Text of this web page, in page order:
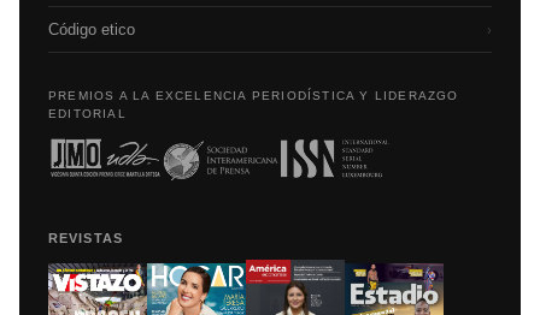
Código etico ›
PREMIOS A LA EXCELENCIA PERIODÍSTICA Y LIDERAZGO
EDITORIAL
REVISTAS